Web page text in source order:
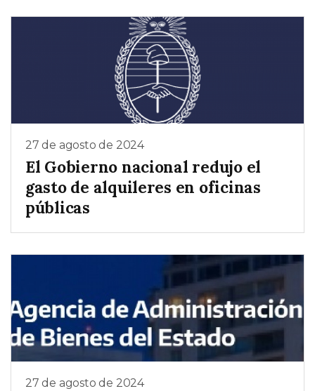
27 de agosto de 2024
El Gobierno nacional redujo el
gasto de alquileres en oficinas
públicas
27 de agosto de 2024